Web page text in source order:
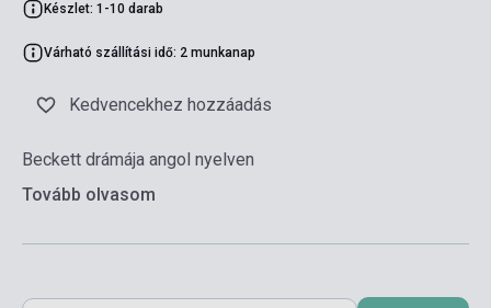
Készlet: 1-10 darab
Várható szállítási idő: 2 munkanap
Kedvencekhez hozzáadás
Beckett drámája angol nyelven
Tovább olvasom